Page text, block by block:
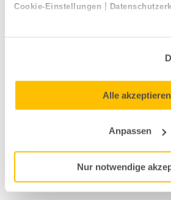
Cookie-Einstellungen |
Alle akzeptieren
Anpassen
Nur notwendige
alle anzeigen
Wohnsysteme
KAJAK